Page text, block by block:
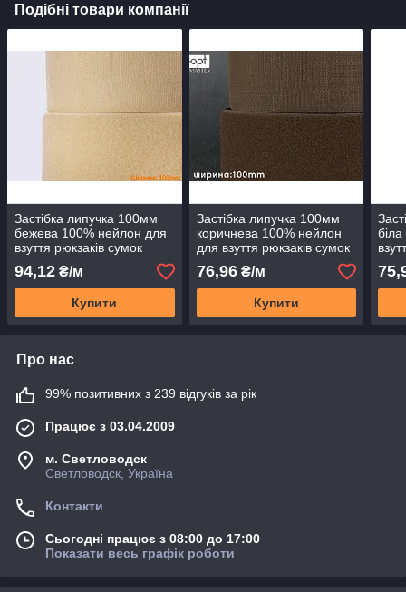
Подібні товари компанії
Застібка липучка 100мм
бежева 100% нейлон для
взуття рюкзаків сумок
одягу MH
94,12 ₴/м
Купити
Застібка липучка 100мм
коричнева 100% нейлон
для взуття рюкзаків сумок
одягу
76,96₴/м
Купити
Про нас
99% позитивних з 239 відгуків за рік
Працює з 03.04.2009
м. Светловодск
Светловодск, Україна
Контакти
Сьогодні працює з 08:00 до 17:00
Показати весь графік роботи